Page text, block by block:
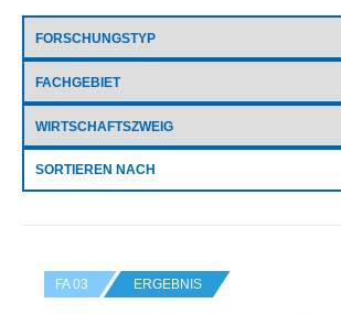
SORTIEREN NACH
FA 03 ERGEBNIS